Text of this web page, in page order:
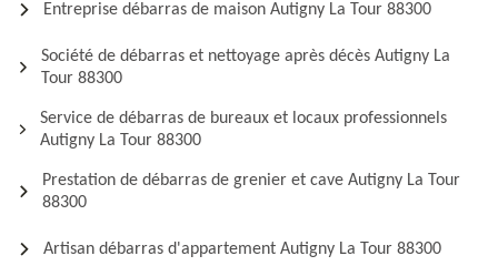
Entreprise débarras de maison Autigny La Tour 88300
Société de débarras et nettoyage après décès Autigny La
Tour 88300
Service de débarras de bureaux et locaux professionnels
Autigny La Tour 88300
Prestation de débarras de grenier et cave Autigny La Tour
88300
Artisan débarras d'appartement Autigny La Tour 88300